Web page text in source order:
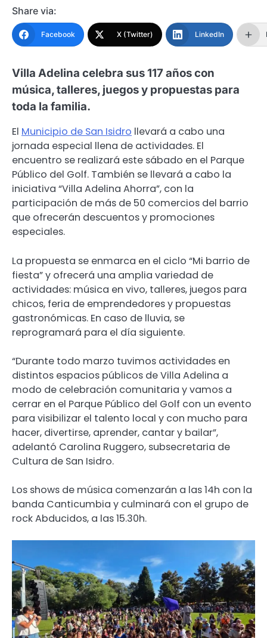
Share via:
Facebook X (Twitter) LinkedIn
Villa Adelina celebra sus 117 años con
música, talleres, juegos y propuestas para
toda la familia.
El Municipio de San Isidro llevará a cabo una
jornada especial llena de actividades. El
encuentro se realizará este sábado en el Parque
Público del Golf. También se llevará a cabo la
iniciativa “Villa Adelina Ahorra”, con la
participación de más de 50 comercios del barrio
que ofrecerán descuentos y promociones
especiales.
La propuesta se enmarca en el ciclo “Mi barrio de
fiesta” y ofrecerá una amplia variedad de
actividades: música en vivo, talleres, juegos para
chicos, feria de emprendedores y propuestas
gastronómicas. En caso de lluvia, se
reprogramará para el día siguiente.
“Durante todo marzo tuvimos actividades en
distintos espacios públicos de Villa Adelina a
modo de celebración comunitaria y vamos a
cerrar en el Parque Público del Golf con un evento
para visibilizar el talento local y con mucho para
hacer, divertirse, aprender, cantar y bailar”,
adelantó Carolina Ruggero, subsecretaria de
Cultura de San Isidro.
Los shows de música comenzarán a las 14h con la
banda Canticumbia y culminará con el grupo de
rock Abducidos, a las 15.30h.